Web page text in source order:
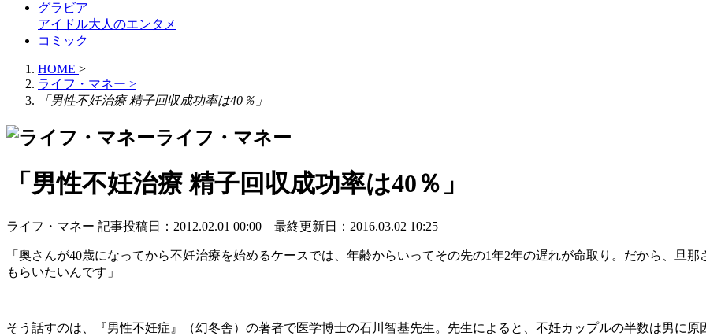
グラビア
アイドル大人のエンタメ
コミック
HOME >
ライフ・マネー >
「男性不妊治療 精子回収成功率は40％」
ライフ・マネー
「男性不妊治療 精子回収成功率は40％」
ライフ・マネー 記事投稿日：2012.02.01 00:00 最終更新日：2016.03.02 10:25
「奥さんが40歳になってから不妊治療を始めるケースでは、年齢からいってその先の1年2年の遅れが命取り。だから、旦
もらいたいんです」
そう話すのは、『男性不妊症』（幻冬舎）の著者で医学博士の石川智基先生。先生によると、不妊カップルの半数は男に